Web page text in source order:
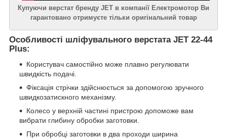
Купуючи верстат бренду JET в компанії Електромотор Ви
гарантовано отримуєте тільки оригінальний товар
Особливості шліфувального верстата JET 22-44
Plus:
Користувач самостійно може плавно регулювати
швидкість подачі.
Фіксація стрічки здійснюється за допомогою зручного
швидкозатискного механізму.
Колесо у верхній частині пристрою допоможе вам
вибрати глибину обробки заготовки.
При обробці заготовки в два проходи ширина